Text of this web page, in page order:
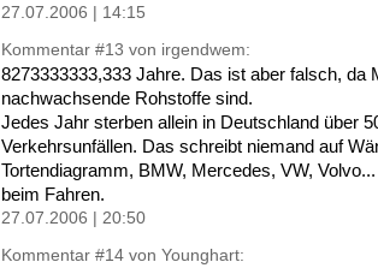
27.07.2006 | 14:15
Kommentar #13 von irgendwem:
8273333333,333 Jahre. Das ist aber falsch, da
nachwachsende Rohstoffe sind.
Jedes Jahr sterben allein in Deutschland über
Verkehrsunfällen. Das schreibt niemand auf
Tortendiagramm, BMW, Mercedes, VW,
beim Fahren.
27.07.2006 | 20:50
Kommentar #14 von Younghart: